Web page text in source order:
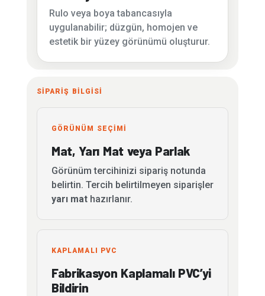
Rulo veya boya tabancasıyla
uygulanabilir; düzgün, homojen ve
estetik bir yüzey görünümü oluşturur.
SİPARİŞ BİLGİSİ
GÖRÜNÜM SEÇİMİ
Mat, Yarı Mat veya Parlak
Görünüm tercihinizi sipariş notunda
belirtin. Tercih belirtilmeyen siparişler
yarı mat hazırlanır.
KAPLAMALI PVC
Fabrikasyon Kaplamalı PVC’yi
Bildirin